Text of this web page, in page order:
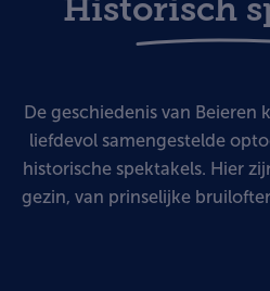
Historisch
De geschiedenis van Beieren
liefdevol samengestelde
historische spektakels. Hier
gezin, van prinselijke